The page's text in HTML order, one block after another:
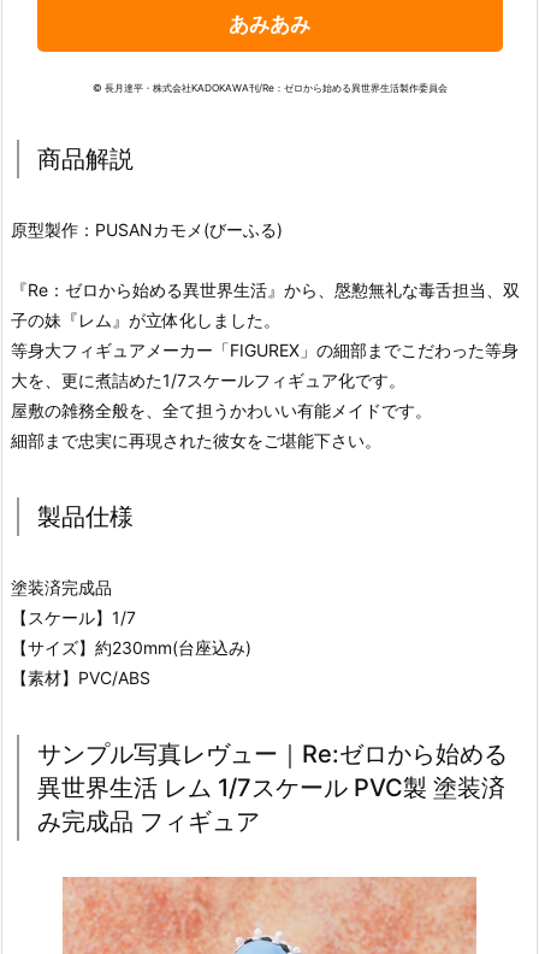
あみあみ
© 長月達平・株式会社KADOKAWA刊/Re：ゼロから始める異世界生活製作委員会
商品解説
原型製作：PUSANカモメ(びーふる)
『Re：ゼロから始める異世界生活』から、慇懃無礼な毒舌担当、双
子の妹『レム』が立体化しました。
等身大フィギュアメーカー「FIGUREX」の細部までこだわった等身
大を、更に煮詰めた1/7スケールフィギュア化です。
屋敷の雑務全般を、全て担うかわいい有能メイドです。
細部まで忠実に再現された彼女をご堪能下さい。
製品仕様
塗装済完成品
【スケール】1/7
【サイズ】約230mm(台座込み)
【素材】PVC/ABS
サンプル写真レヴュー｜Re:ゼロから始める
異世界生活 レム 1/7スケール PVC製 塗装済
み完成品 フィギュア